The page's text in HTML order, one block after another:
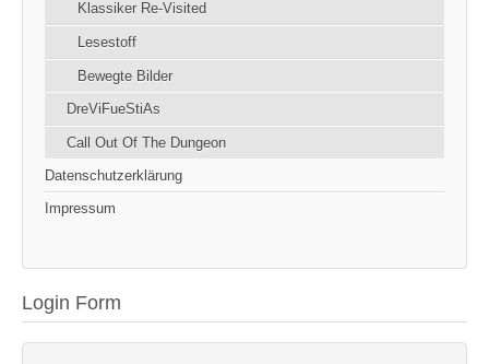
Klassiker Re-Visited
Lesestoff
Bewegte Bilder
DreViFueStiAs
Call Out Of The Dungeon
Datenschutzerklärung
Impressum
Login Form